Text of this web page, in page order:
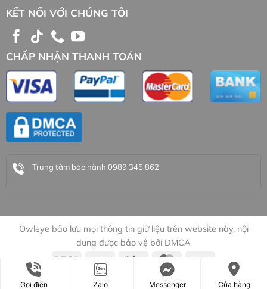
KẾT NỐI VỚI CHÚNG TÔI
CHẤP NHẬN THANH TOÁN
Trung tâm bảo hành 0989 345 862
Owleye bảo lưu mọi thông tin giữ liệu trên website này, nội
dung được bảo vệ bởi DMCA
Copyright 2026 © Owleye 2026